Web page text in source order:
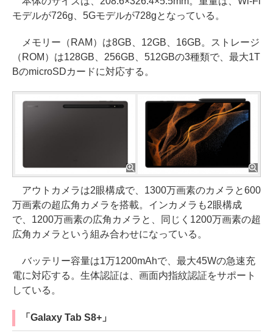
モデルが726g、5Gモデルが728gとなっている。
メモリー（RAM）は8GB、12GB、16GB。ストレージ
（ROM）は128GB、256GB、512GBの3種類で、最大1T
BのmicroSDカードに対応する。
アウトカメラは2眼構成で、1300万画素のカメラと600
万画素の超広角カメラを搭載。インカメラも2眼構成
で、1200万画素の広角カメラと、同じく1200万画素の超
広角カメラという組み合わせになっている。
バッテリー容量は1万1200mAhで、最大45Wの急速充
電に対応する。生体認証は、画面内指紋認証をサポート
している。
「Galaxy Tab S8+」